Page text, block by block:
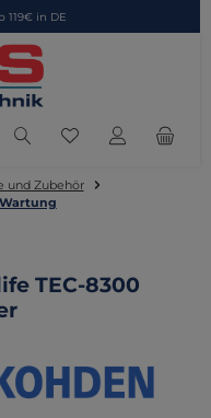
119€ in DE
Du hast 0
und Zubehör
TEC-8300